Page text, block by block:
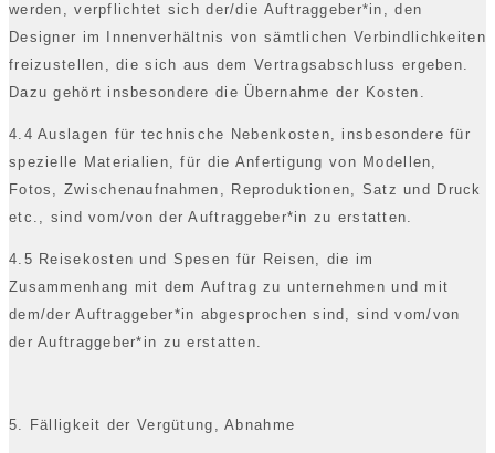
werden, verpflichtet sich der/die Auftraggeber*in, den
Designer im Innenverhältnis von sämtlichen Verbindlichkeiten
freizustellen, die sich aus dem Vertragsabschluss ergeben.
Dazu gehört insbesondere die Übernahme der Kosten.
4.4 Auslagen für technische Nebenkosten, insbesondere für
spezielle Materialien, für die Anfertigung von Modellen,
Fotos, Zwischenaufnahmen, Reproduktionen, Satz und Druck
etc., sind vom/von der Auftraggeber*in zu erstatten.
4.5 Reisekosten und Spesen für Reisen, die im
Zusammenhang mit dem Auftrag zu unternehmen und mit
dem/der Auftraggeber*in abgesprochen sind, sind vom/von
der Auftraggeber*in zu erstatten.
5. Fälligkeit der Vergütung, Abnahme